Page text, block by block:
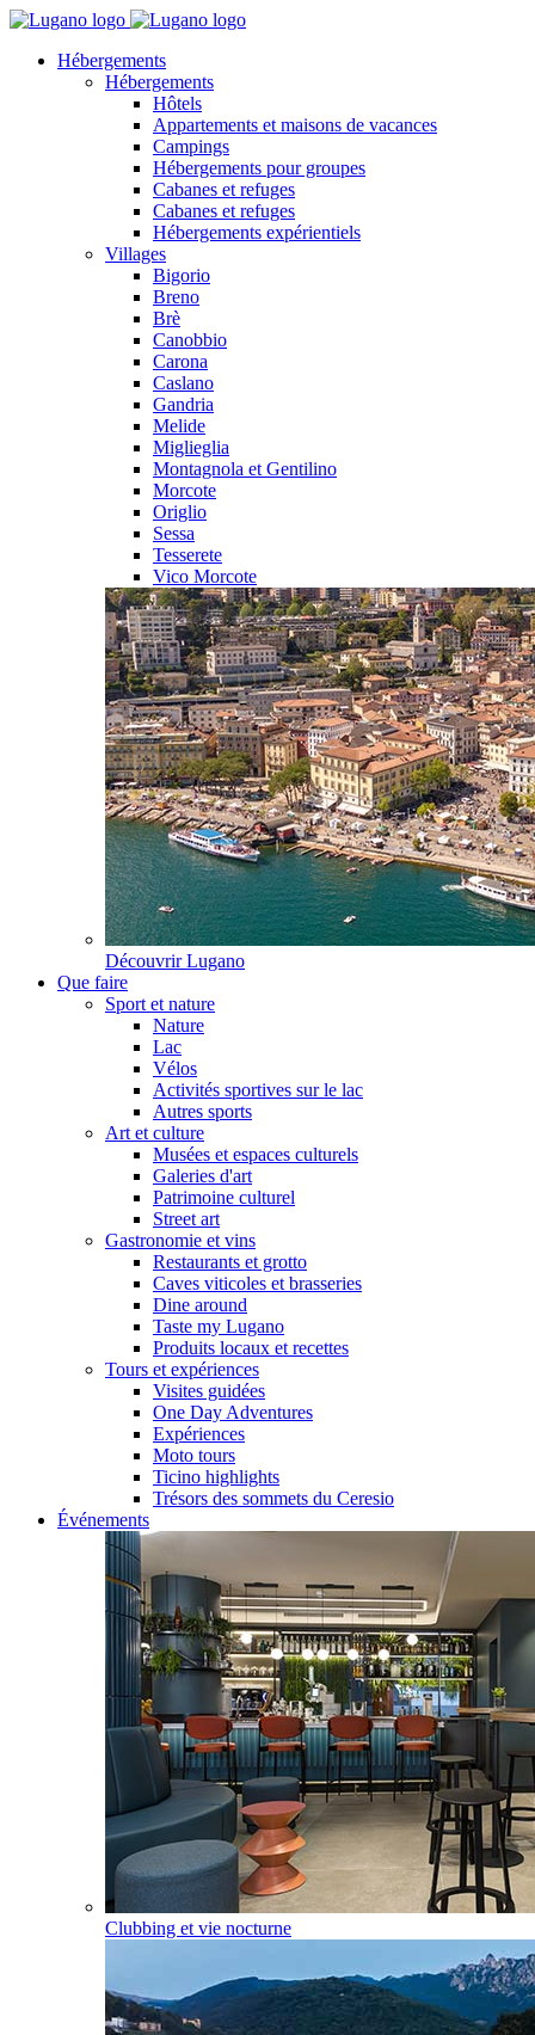
Hébergements
Hébergements
Hôtels
Appartements et maisons de vacances
Campings
Hébergements pour groupes
Cabanes et refuges
Cabanes et refuges
Hébergements expérientiels
Villages
Bigorio
Breno
Brè
Canobbio
Carona
Caslano
Gandria
Melide
Miglieglia
Montagnola et Gentilino
Morcote
Origlio
Sessa
Tesserete
Vico Morcote
Découvrir Lugano
Que faire
Sport et nature
Nature
Lac
Vélos
Activités sportives sur le lac
Autres sports
Art et culture
Musées et espaces culturels
Galeries d'art
Patrimoine culturel
Street art
Gastronomie et vins
Restaurants et grotto
Caves viticoles et brasseries
Dine around
Taste my Lugano
Produits locaux et recettes
Tours et expériences
Visites guidées
One Day Adventures
Expériences
Moto tours
Ticino highlights
Trésors des sommets du Ceresio
Événements
Clubbing et vie nocturne